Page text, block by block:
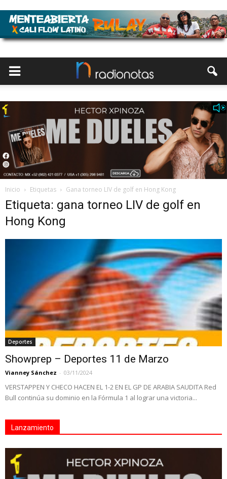
Inicio Etiquetas Gana torneo LIV de golf en Hong Kong
Etiqueta: gana torneo LIV de golf en
Hong Kong
Deportes
Showprep – Deportes 11 de Marzo
Vianney Sánchez - 03/11/2024
VERSTAPPEN Y CHECO HACEN EL 1-2 EN EL GP DE ARABIA SAUDITA Red
Bull continúa su dominio en la Fórmula 1 al lograr una victoria...
Lanzamiento